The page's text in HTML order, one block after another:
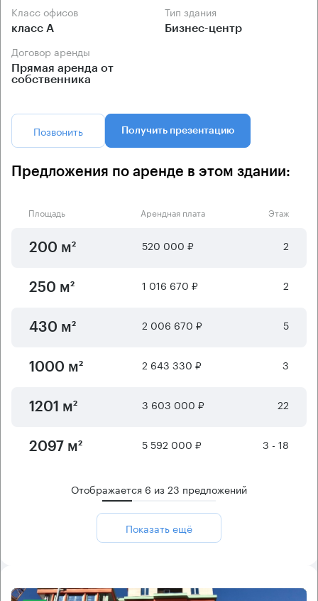
Класс офисов
класс А
Тип здания
Бизнес-центр
Договор аренды
Прямая аренда от
собственника
Позвонить Получить презентацию
Предложения по аренде в этом здании:
Площадь Арендная плата Этаж
200 м² 520 000 ₽ 2
250 м² 1 016 670 ₽ 2
430 м² 2 006 670 ₽ 5
1000 м² 2 643 330 ₽ 3
1201 м² 3 603 000 ₽ 22
2097 м² 5 592 000 ₽ 3 - 18
Отображается 6 из23 предложений
Показать ещё